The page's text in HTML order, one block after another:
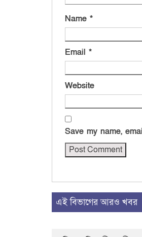
Name *
Email *
Website
Save my name,
এই বিভাগের আরও খবর